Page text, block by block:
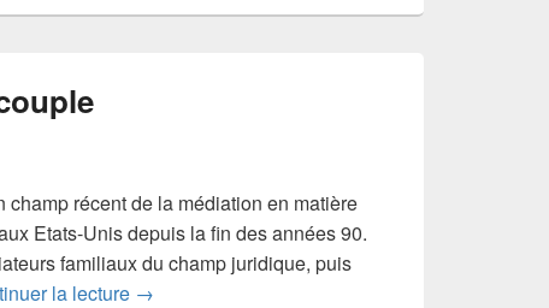
champ récent de la médiation en matière
Etats-Unis depuis la fin des années 90.
familiaux du champ juridique, puis
la lecture La médiation de couple
→